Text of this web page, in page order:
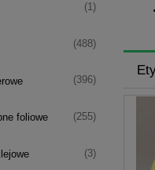
(1)
(488)
(396)
foliowe (255)
(3)